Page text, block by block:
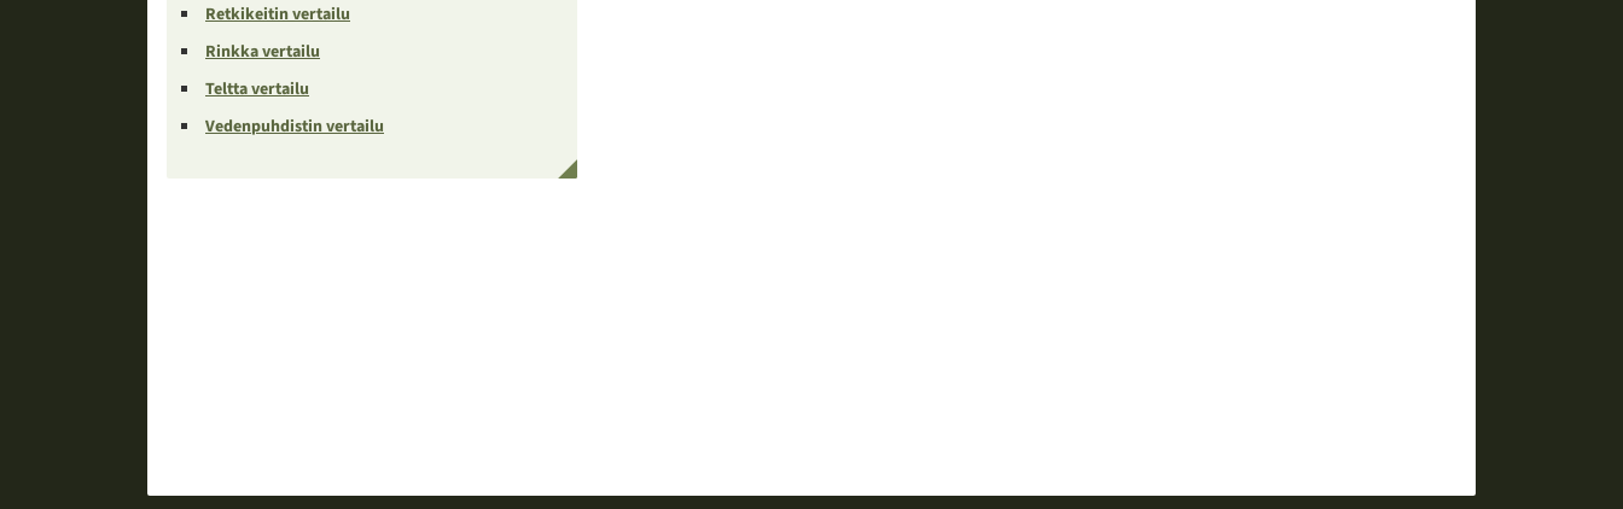
Retkikeitin vertailu
Rinkka vertailu
Teltta vertailu
Vedenpuhdistin vertailu